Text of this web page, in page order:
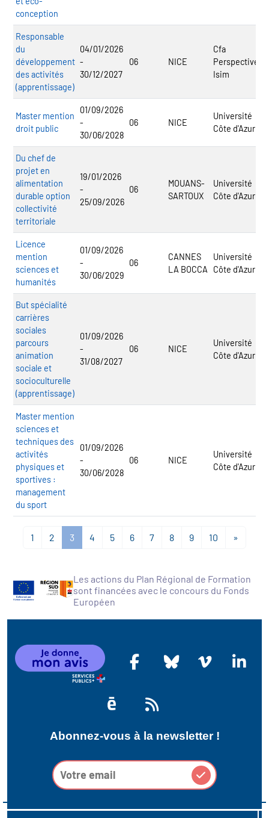
conception
Responsable
du
développement
des activités
(apprentissage)
04/01/2026
-
30/12/2027
06 NICE
Cfa
Perspective -
Isim
Master mention
droit public
01/09/2026
-
30/06/2028
06 NICE
Université
Côte d'Azur
Du chef de
projet en
alimentation
durable option
collectivité
territoriale
19/01/2026
-
25/09/2026
06
MOUANS-
SARTOUX
Université
Côte d'Azur
Licence
mention
sciences et
humanités
01/09/2026
-
30/06/2029
06
CANNES
LA BOCCA
Université
Côte d'Azur
But spécialité
carrières
sociales
parcours
animation
sociale et
socioculturelle
(apprentissage)
01/09/2026
-
31/08/2027
06 NICE
Université
Côte d'Azur
Master mention
sciences et
techniques des
activités
physiques et
sportives :
management
du sport
01/09/2026
-
30/06/2028
06 NICE
Université
Côte d'Azur
1 2 3 4 5 6 7 8 9 10 »
Les actions du Plan Régional de Formation
sont financées avec le concours du Fonds
Européen
Abonnez-vous à la newsletter !